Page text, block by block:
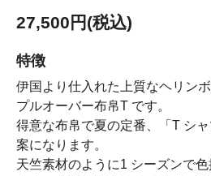
27,500円(税込)
特徴
伊国より仕入れた上質なヘリン
プルオーバー布帛T です。
得意な布帛で夏の定番、「T シ
案になります。
天竺素材のように1 シーズンで